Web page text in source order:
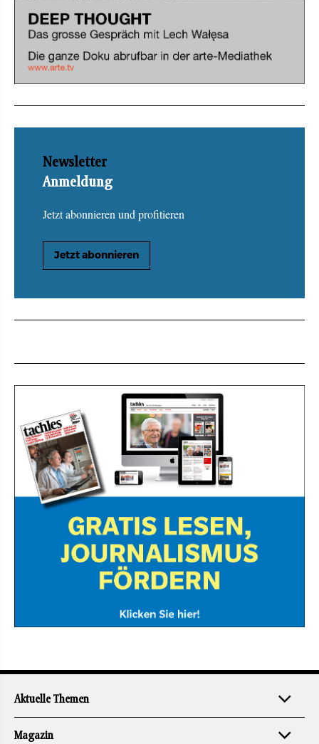
Newsletter
Anmeldung
Jetzt abonnieren und profitieren
Jetzt abonnieren
Aktuelle Themen
Magazin